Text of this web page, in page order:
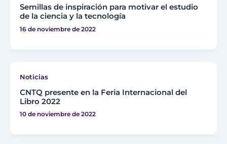
Semillas de inspiración para motivar el estudio
de la ciencia y la tecnología
16 de noviembre de 2022
Noticias
CNTQ presente en la Feria Internacional del
Libro 2022
10 de noviembre de 2022